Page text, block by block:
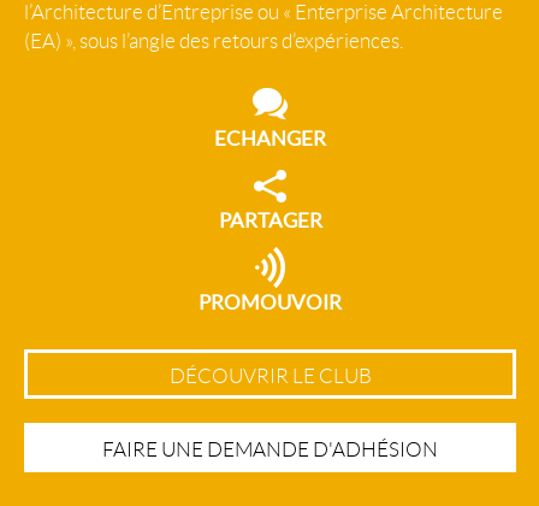
l’Architecture d’Entreprise ou « Enterprise Architecture
(EA) », sous l’angle des retours d’expériences.
ECHANGER
PARTAGER
PROMOUVOIR
DÉCOUVRIR LE CLUB
FAIRE UNE DEMANDE D'ADHÉSION